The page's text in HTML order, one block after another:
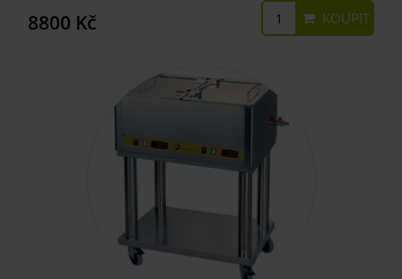
8800 Kč KOUPIT